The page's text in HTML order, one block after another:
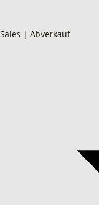
Sales | Abverkauf